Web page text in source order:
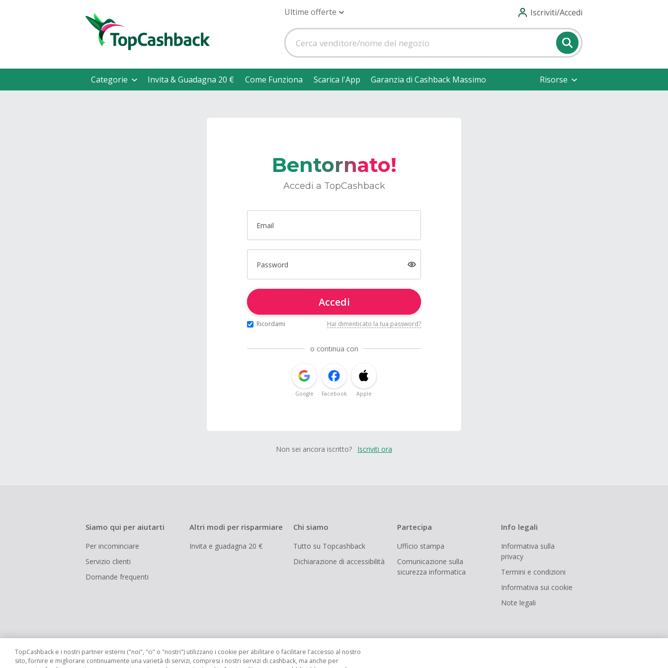
Ultime offerte Iscriviti/Accedi
Categorie Invita & Guadagna 20 € Come Funziona Scarica l'App Garanzia di Cashback Massimo Risorse
Bentornato!
Accedi a TopCashback
Email
Password
Accedi
Ricordami Hai dimenticato la tua password?
o continua con
Google Facebook Apple
Non sei ancora iscritto? Iscriviti ora
Siamo qui per aiutarti
Per incominciare
Servizio clienti
Domande frequenti
Altri modi per risparmiare
Invita e guadagna 20 €
Chi siamo
Tutto su Topcashback
Dichiarazione di accessibilità
Partecipa
Ufficio stampa
Comunicazione sulla
sicurezza informatica
Info legali
Informativa sulla
privacy
Termini e condizioni
Informativa sui cookie
Note legali
TopCashback e i nostri partner esterni ("noi", "ci" o "nostri") utilizzano i cookie per abilitare o facilitare l'accesso al nostro
sito, fornire e migliorare continuamente una varietà di servizi, compresi i nostri servizi di cashback, ma anche per